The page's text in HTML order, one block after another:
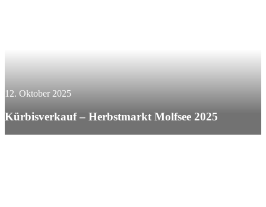
12. Oktober 2025
Kürbisverkauf – Herbstmarkt Molfsee 2025